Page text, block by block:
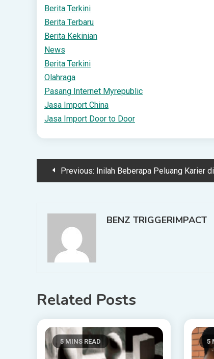
Berita Terkini
Berita Terbaru
Berita Kekinian
News
Berita Terkini
Olahraga
Pasang Internet Myrepublic
Jasa Import China
Jasa Import Door to Door
PostPrevious: Inilah Beberapa Peluang Karier di Dunia digital yang Semakin Berkembang dan Sangat Diminati Saat Ini |
BENZ TRIGGERIMPACT
Related Posts
5 MINS READ 5